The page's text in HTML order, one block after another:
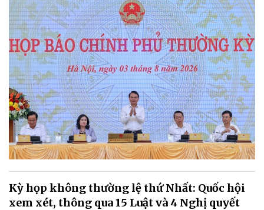
Kỳ họp không thường lệ thứ Nhất: Quốc hội
xem xét, thông qua 15 Luật và 4 Nghị quyết